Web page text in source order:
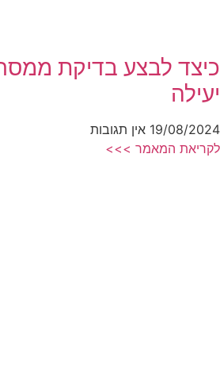
כיצד לבצע בדיקת
יעילה
19/08/2024 אין תגובות
לקריאת המאמר >>>